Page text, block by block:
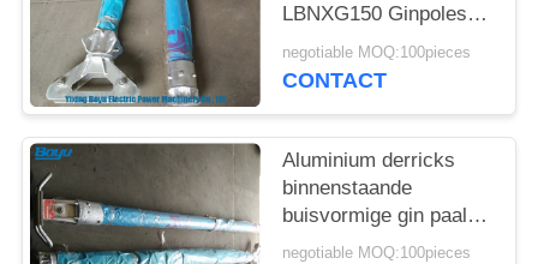
LBNXG150 Ginpoles
Derricks 10-15kN
Verticale belasting
negotiable MOQ:100pieces
CONTACT
Aluminium derricks
binnenstaande
buisvormige gin paal
veiligheid factor 2,5K
negotiable MOQ:100pieces